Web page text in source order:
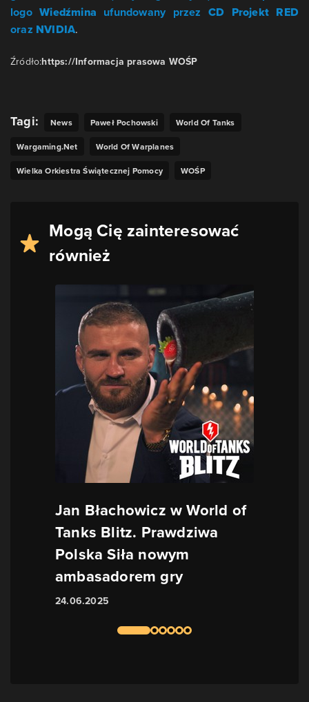
logoWiedźmina ufundowany przez CD Projekt RED
oraz NVIDIA.
Źródło:https://Informacja prasowa WOŚP
Tagi: News Paweł Pochowski
World Of Tanks
Wargaming.net
World Of Warplanes
Wielka Orkiestra Świątecznej Pomocy
WOŚP
Mogą Cię zainteresować
również
Jan Błachowicz w World of
Tanks Blitz. Prawdziwa
Polska Siła nowym
ambasadorem gry
24.06.2025